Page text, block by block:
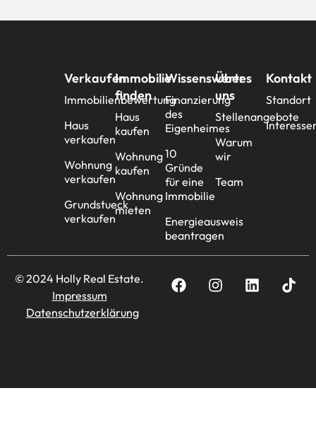
Verkaufen
Immobilienbewertung
Haus
verkaufen
Wohnung
verkaufen
Grundstueck
verkaufen
Immobilie
finden
Haus
kaufen
Wohnung
kaufen
Wohnung
mieten
Wissenswertes
Finanzierung
des
Eigenheimes
10
Gründe
für eine
Immobilie
Energieausweis
beantragen
Über
uns
Stellenangebote
Warum
wir
Team
Kontakt
Standort
© 2024 Holly Real Estate.
Impressum
Datenschutzerklärung